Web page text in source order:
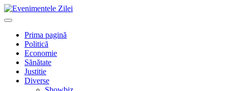
Mergi
la
Primary
Prima pagină
Politică
Economie
Sănătate
Justitie
Diverse